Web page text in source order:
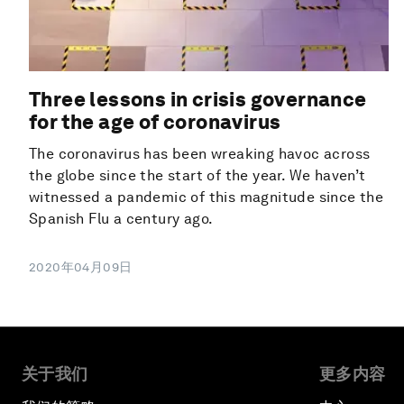
Three lessons in crisis governance
for the age of coronavirus
The coronavirus has been wreaking havoc across
the globe since the start of the year. We haven’t
witnessed a pandemic of this magnitude since the
Spanish Flu a century ago.
2020年04月09日
关于我们 更多内容